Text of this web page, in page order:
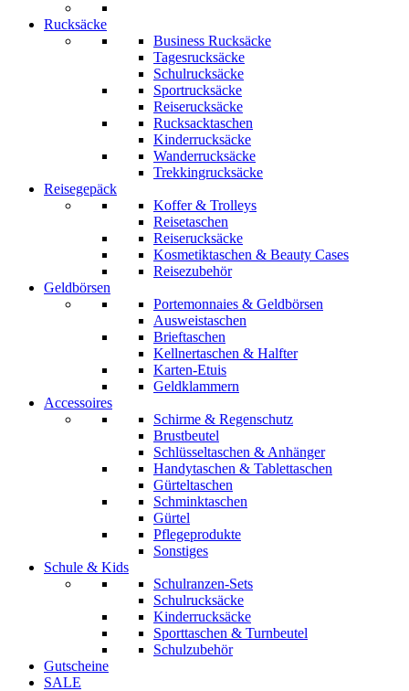
Rucksäcke
Business Rucksäcke
Tagesrucksäcke
Schulrucksäcke
Sportrucksäcke
Reiserucksäcke
Rucksacktaschen
Kinderrucksäcke
Wanderrucksäcke
Trekkingrucksäcke
Reisegepäck
Koffer & Trolleys
Reisetaschen
Reiserucksäcke
Kosmetiktaschen & Beauty Cases
Reisezubehör
Geldbörsen
Portemonnaies & Geldbörsen
Ausweistaschen
Brieftaschen
Kellnertaschen & Halfter
Karten-Etuis
Geldklammern
Accessoires
Schirme & Regenschutz
Brustbeutel
Schlüsseltaschen & Anhänger
Handytaschen & Tablettaschen
Gürteltaschen
Schminktaschen
Gürtel
Pflegeprodukte
Sonstiges
Schule & Kids
Schulranzen-Sets
Schulrucksäcke
Kinderrucksäcke
Sporttaschen & Turnbeutel
Schulzubehör
Gutscheine
SALE